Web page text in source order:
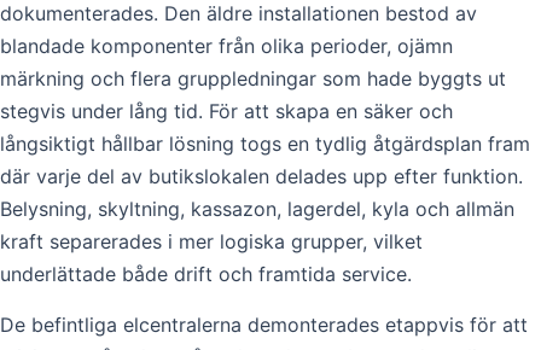
dokumenterades. Den äldre installationen bestod av
blandade komponenter från olika perioder, ojämn
märkning och flera gruppledningar som hade byggts ut
stegvis under lång tid. För att skapa en säker och
långsiktigt hållbar lösning togs en tydlig åtgärdsplan fram
där varje del av butikslokalen delades upp efter funktion.
Belysning, skyltning, kassazon, lagerdel, kyla och allmän
kraft separerades i mer logiska grupper, vilket
underlättade både drift och framtida service.
De befintliga elcentralerna demonterades etappvis för att